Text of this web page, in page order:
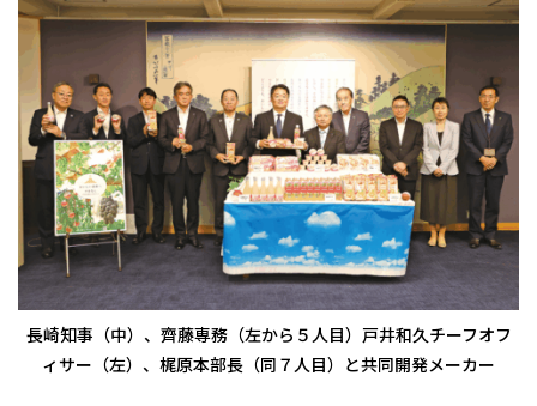
長崎知事（中）、齊藤専務（左から５人目）戸井和久チーフオフ
ィサー（左）、梶原本部長（同７人目）と共同開発メーカー